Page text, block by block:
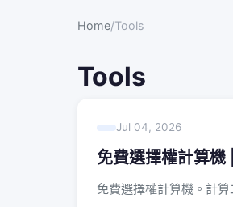
Home/Tools
Tools
Jul 04, 2026
免費選擇權計算機
免費選擇權計算機。計